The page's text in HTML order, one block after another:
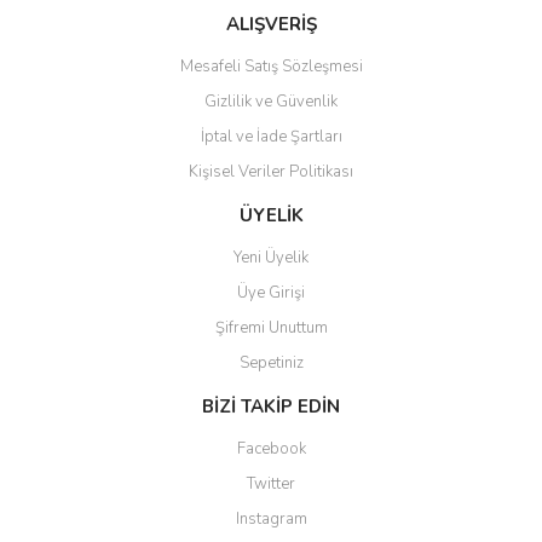
Bu ürüne benzer farklı alternatifler olmalı.
Gönder
ALIŞVERİŞ
Mesafeli Satış Sözleşmesi
Gizlilik ve Güvenlik
İptal ve İade Şartları
Kişisel Veriler Politikası
ÜYELİK
Yeni Üyelik
Üye Girişi
Şifremi Unuttum
Sepetiniz
BİZİ TAKİP EDİN
Facebook
Twitter
Instagram